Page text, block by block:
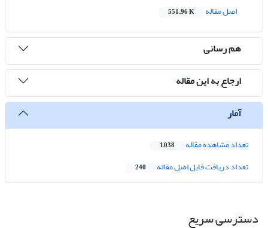
اصل مقاله
551.96 K
هم رسانی
ارجاع به این مقاله
آمار
تعداد مشاهده مقاله 1,038
تعداد دریافت فایل اصل مقاله 240
دسترسی سریع